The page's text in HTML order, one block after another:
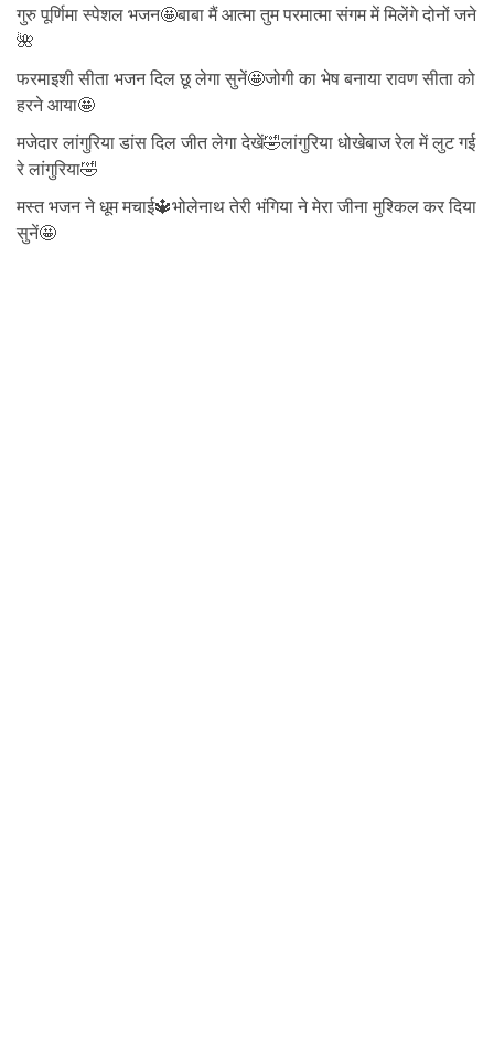
गुरु पूर्णिमा स्पेशल भजन🤩बाबा मैं आत्मा तुम परमात्मा संगम में मिलेंगे दोनों जने
🌺
फरमाइशी सीता भजन दिल छू लेगा सुनें🤩जोगी का भेष बनाया रावण सीता को
हरने आया🤩
मजेदार लांगुरिया डांस दिल जीत लेगा देखें🤣लांगुरिया धोखेबाज रेल में लुट गई
रे लांगुरिया🤣
मस्त भजन ने धूम मचाई🔱भोलेनाथ तेरी भंगिया ने मेरा जीना मुश्किल कर दिया
सुनें🤩